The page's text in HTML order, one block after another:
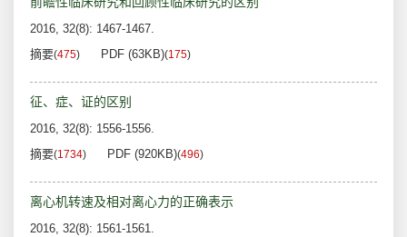
2016, 32(8): 1467-1467.
摘要(475) PDF (63KB)(175)
征、症、证的区别
2016, 32(8): 1556-1556.
摘要(1734) PDF (920KB)(496)
离心机转速及相对离心力的正确表示
2016, 32(8): 1561-1561.